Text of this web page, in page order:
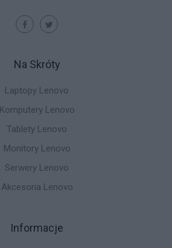
Na Skróty
Laptopy Lenovo
Komputery Lenovo
Tablety Lenovo
Monitory Lenovo
Serwery Lenovo
Akcesoria Lenovo
Informacje